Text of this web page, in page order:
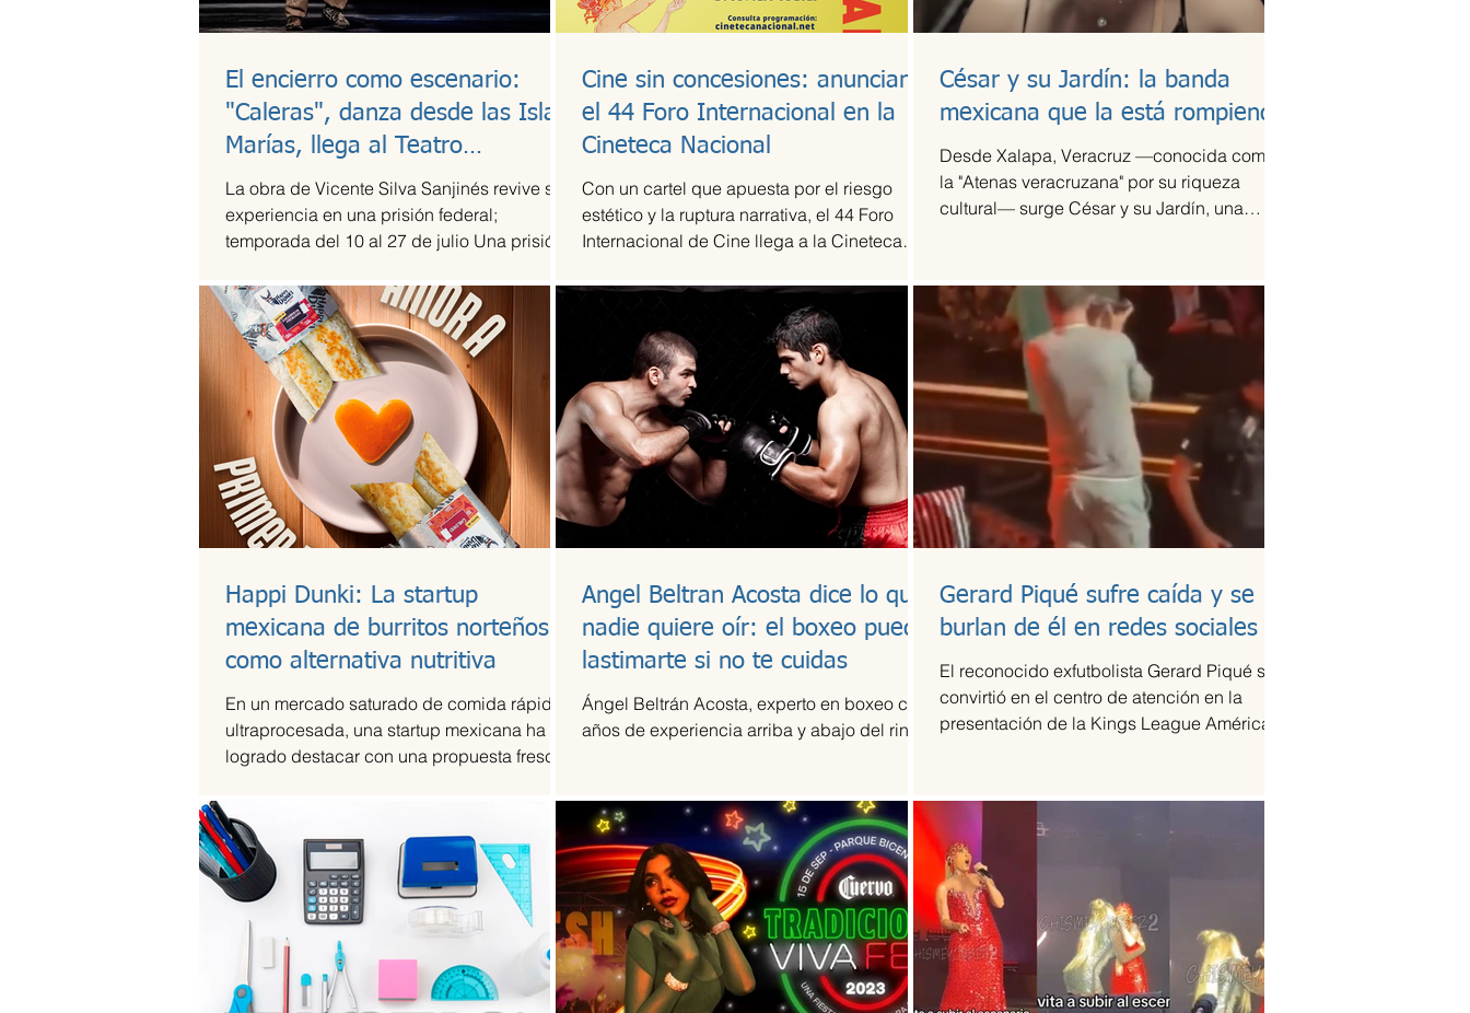
El encierro como escenario:
"Caleras", danza desde las Islas
Marías, llega al Teatro
Guillermina Bravo
La obra de Vicente Silva Sanjinés revive su
experiencia en una prisión federal;
temporada del 10 al 27 de julio Una prisión
Cine sin concesiones: anuncian
el 44 Foro Internacional en la
Cineteca Nacional
Con un cartel que apuesta por el riesgo
estético y la ruptura narrativa, el 44 Foro
Internacional de Cine llega a la Cineteca
sólidos para el cine de vanguardia.
César y su Jardín: la banda
mexicana que la está rompiendo
Desde Xalapa, Veracruz —conocida como
la "Atenas veracruzana" por su riqueza
cultural— surge César y su Jardín, una
música de fusión.
Happi Dunki: La startup
mexicana de burritos norteños
como alternativa nutritiva
En un mercado saturado de comida rápida
ultraprocesada, una startup mexicana ha
logrado destacar con una propuesta fresca,
Dunki, la marca de burritos norteños creada
por la emprendedora Camila García-
Castells, que combina tradición culinaria
con innovación y conciencia nutricional.
Angel Beltran Acosta dice lo que
nadie quiere oír: el boxeo puede
lastimarte si no te cuidas
Ángel Beltrán Acosta, experto en boxeo con
años de experiencia arriba y abajo del ring
Gerard Piqué sufre caída y se
burlan de él en redes sociales
El reconocido exfutbolista Gerard Piqué se
convirtió en el centro de atención en la
presentación de la Kings League Américas